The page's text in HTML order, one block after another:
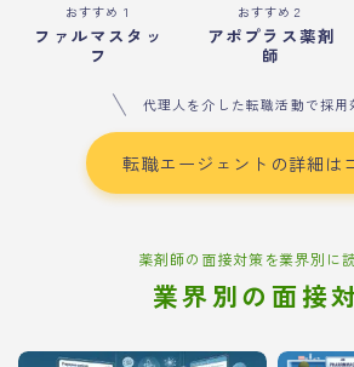
おすすめ１
ファルマスタッ
フ
おすすめ２
アポプラス薬剤
師
代理人を介した転職活動で採用
転職エージェントの詳細は
薬剤師の面接対策を業界別に
業界別の面接